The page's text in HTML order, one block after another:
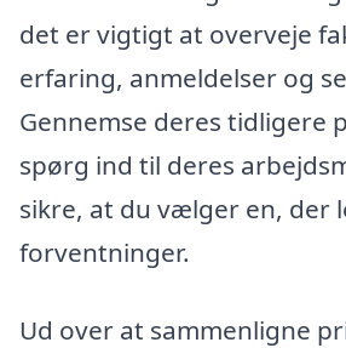
det er vigtigt at overveje
erfaring, anmeldelser og
Gennemse deres tidligere
spørg ind til deres
sikre, at du vælger en, der
forventninger.
Ud over at sammenligne